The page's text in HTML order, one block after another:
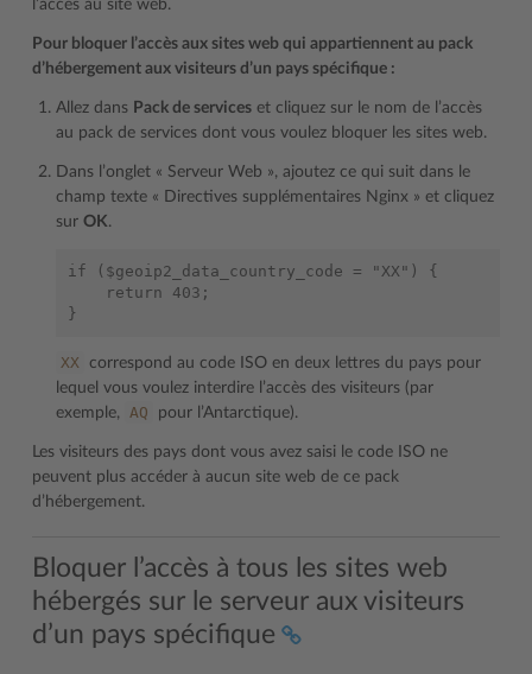
l’accès au site web.
Pour bloquer l’accès aux sites web qui appartiennent au pack
d’hébergement aux visiteurs d’un pays spécifique :
Allez dans Pack de services et cliquez sur le nom de l’accès
au pack de services dont vous voulez bloquer les sites web.
Dans l’onglet « Serveur Web », ajoutez ce qui suit dans le
champ texte « Directives supplémentaires Nginx » et cliquez
sur OK.
if ($geoip2_data_country_code = "XX") {
    return 403;
XX correspond au code ISO en deux lettres du pays pour
lequel vous voulez interdire l’accès des visiteurs (par
exemple, AQ pour l’Antarctique).
Les visiteurs des pays dont vous avez saisi le code ISO ne
peuvent plus accéder à aucun site web de ce pack
d’hébergement.
Bloquer l’accès à tous les sites web
hébergés sur le serveur aux visiteurs
d’un pays spécifique